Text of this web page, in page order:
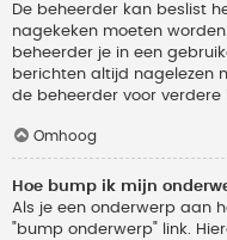
De beheerder kan beslist
nagekeken moeten
beheerder je in een
berichten altijd nagelezen
de beheerder voor verdere
Omhoog
Hoe bump ik mijn
Als je een onderwerp aan
"bump onderwerp" link.